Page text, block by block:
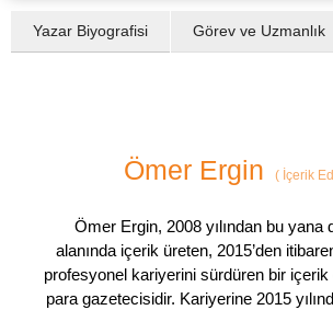
Yazar Biyografisi Görev ve Uzmanlık
Ömer Ergin (İçerik
Ömer Ergin, 2008 yılından bu yana
alanında içerik üreten, 2015’den
profesyonel kariyerini sürdüren bir
para gazetecisidir. Kariyerine 2015